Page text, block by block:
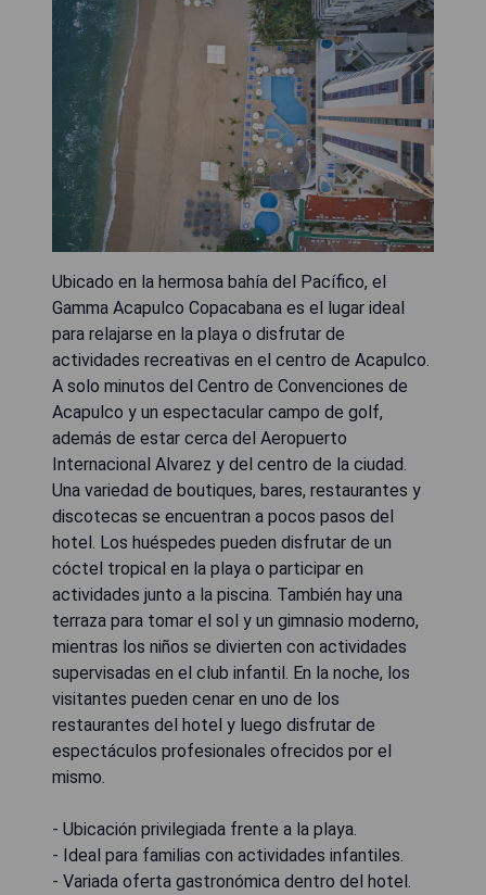
Ubicado en la hermosa bahía del Pacífico, el
Gamma Acapulco Copacabana es el lugar ideal
para relajarse en la playa o disfrutar de
actividades recreativas en el centro de Acapulco.
A solo minutos del Centro de Convenciones de
Acapulco y un espectacular campo de golf,
además de estar cerca del Aeropuerto
Internacional Alvarez y del centro de la ciudad.
Una variedad de boutiques, bares, restaurantes y
discotecas se encuentran a pocos pasos del
hotel. Los huéspedes pueden disfrutar de un
cóctel tropical en la playa o participar en
actividades junto a la piscina. También hay una
terraza para tomar el sol y un gimnasio moderno,
mientras los niños se divierten con actividades
supervisadas en el club infantil. En la noche, los
visitantes pueden cenar en uno de los
restaurantes del hotel y luego disfrutar de
espectáculos profesionales ofrecidos por el
mismo.
- Ubicación privilegiada frente a la playa.
- Ideal para familias con actividades infantiles.
- Variada oferta gastronómica dentro del hotel.